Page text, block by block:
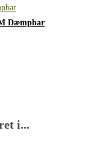
Dæmpbar
i...